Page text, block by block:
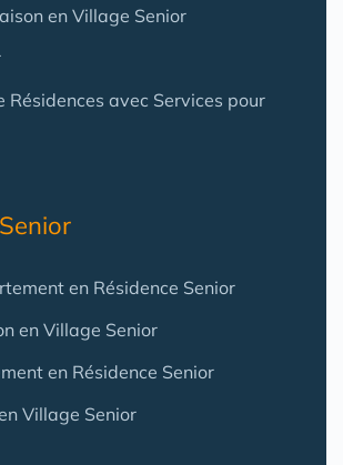
en Village Senior
Résidences avec Services pour
en Résidence Senior
en Village Senior
en Résidence Senior
Village Senior